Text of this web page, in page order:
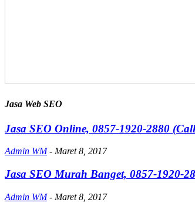
Jasa Web SEO
Jasa SEO Online, 0857-1920-2880
Admin WM - Maret 8, 2017
Jasa SEO Murah Banget, 0857-1920-
Admin WM - Maret 8, 2017